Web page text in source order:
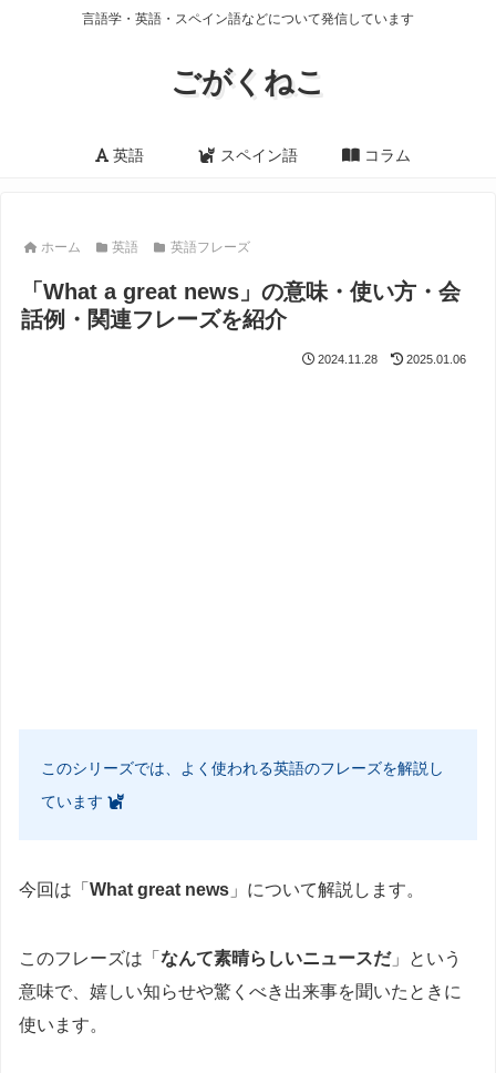
言語学・英語・スペイン語などについて発信しています
ごがくねこ
英語 スペイン語 コラム
ホーム 英語 英語フレーズ
「What a great news」の意味・使い方・会
話例・関連フレーズを紹介
2024.11.28 2025.01.06
このシリーズでは、よく使われる英語のフレーズを解説し
ています
今回は「 What great news 」について解説します。
このフレーズは「 なんて素晴らしいニュースだ」という
意味で、嬉しい知らせや驚くべき出来事を聞いたときに
使います。